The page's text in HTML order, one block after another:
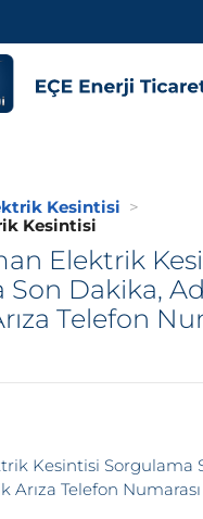
Kesintisi
Kesintisi
Elektrik
Dakika,
Telefon